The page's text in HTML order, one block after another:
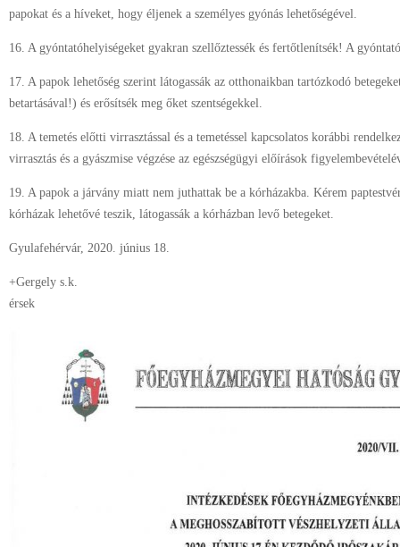
papokat és a híveket, hogy éljenek a személyes gyónás lehetőségével.
16. A gyóntatóhelyiségeket gyakran szellőztessék és fertőtlenítsék! A
17. A papok lehetőség szerint látogassák az otthonaikban tartózkodó
betartásával!) és erősítsék meg őket szentségekkel.
18. A temetés előtti virrasztással és a temetéssel kapcsolatos korábbi
virrasztás és a gyászmise végzése az egészségügyi előírások
19. A papok a járvány miatt nem juthattak be a kórházakba. Kérem
kórházak lehetővé teszik, látogassák a kórházban levő betegeket.
Gyulafehérvár, 2020. június 18.
+Gergely s.k.
érsek